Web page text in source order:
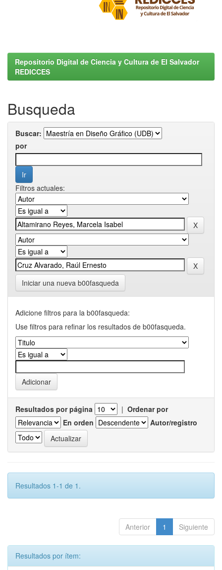
Repositorio Digital de Ciencia y Cultura de El Salvador
REDICCES
Busqueda
Buscar:
por
Filtros actuales:
Iniciar una nueva b00fasqueda
Adicione filtros para la b00fasqueda:
Use filtros para refinar los resultados de b00fasqueda.
Resultados por página | Ordenar por
En orden
Autor/registro
Resultados 1-1 de 1.
Anterior 1 Siguiente
Resultados por ítem: